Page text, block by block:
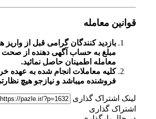
قوانین معامله
بازدید کنندگان گرامی قبل از واریز
مبلغ به حساب آگهی دهنده از صحت و
معامله اطمینان حاصل نمائید.
کلیه معاملات انجام شده به عهده خریدار
فروشنده میباشد و نیازجو هیچ نظارتی بر
لینک اشتراک گذاری
اشتراک گذاری